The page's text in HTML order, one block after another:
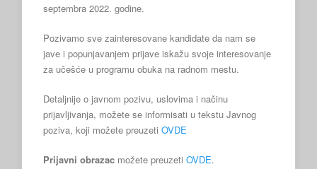
septembra 2022. godine.
Pozivamo sve zainteresovane kandidate da nam se
jave i popunjavanjem prijave iskažu svoje interesovanje
za učešće u programu obuka na radnom mestu.
Detaljnije o javnom pozivu, uslovima i načinu
prijavljivanja, možete se informisati u tekstu Javnog
poziva, koji možete preuzeti OVDE
Prijavni obrazac možete preuzeti OVDE.